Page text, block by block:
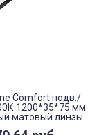
Сomfort подв./
1200*35*75 мм
матовый линзы